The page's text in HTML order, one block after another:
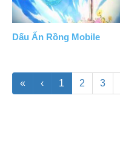
Dấu Ấn Rồng Mobile
« ‹ 1 2 3